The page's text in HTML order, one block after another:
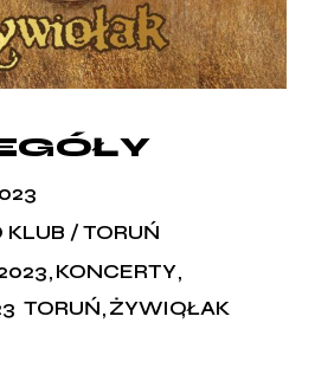
KLUB / TORUŃ
KONCERTY
TORUŃ ŻYWIOŁAK